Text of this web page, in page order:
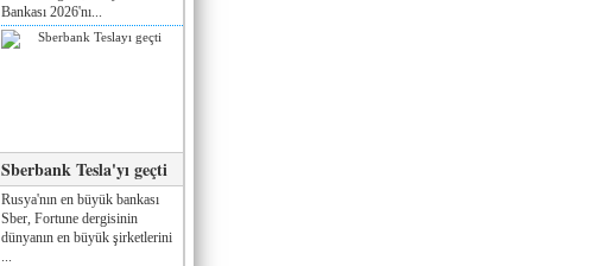
Bankası 2026'nı...
Sberbank Tesla'yı geçti
Rusya'nın en büyük bankası
Sber, Fortune dergisinin
dünyanın en büyük şirketlerini
...